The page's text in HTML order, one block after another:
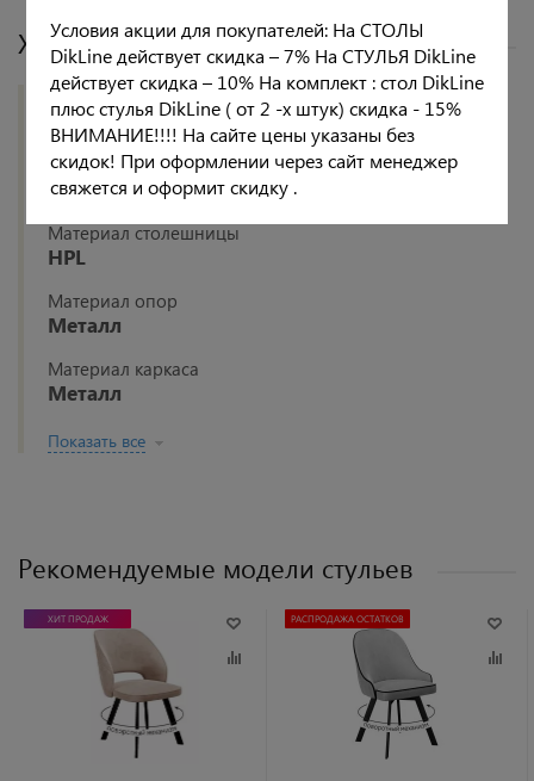
Характеристики
Цвет опор
Черный
Цвет столешницы
Дуб
Материал столешницы
HPL
Материал опор
Металл
Материал каркаса
Металл
Показать все
Рекомендуемые модели стульев
ХИТ ПРОДАЖ РАСПРОДАЖА ОСТАТКОВ
Условия акции для покупателей: На СТОЛЫ
DikLine действует скидка – 7% На СТУЛЬЯ DikLine
действует скидка – 10% На комплект : стол DikLine
плюс стулья DikLine ( от 2 -х штук) скидка - 15%
ВНИМАНИЕ!!!! На сайте цены указаны без
скидок! При оформлении через сайт менеджер
свяжется и оформит скидку .